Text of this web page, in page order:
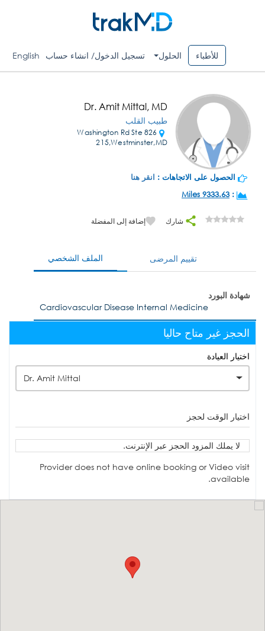
للأطباء الحلول تسجيل الدخول/ انشاء حساب English
Dr. Amit Mittal, MD
طبيب القلب
826 Washington Rd Ste
215,Westminster,MD
الحصول على الاتجاهات : انقر هنا
:
9333.63 Miles
شارك إضافة إلى المفضلة
الملف الشخصي تقييم المرضى
شهادة البورد
Cardiovascular Disease Internal Medicine
الحجز غير متاح حاليا
اختيار العيادة
Dr. Amit Mittal
اختيار الوقت لحجز
لا يملك المزود الحجز عبر الإنترنت.
Provider does not have online booking or Video visit
available.